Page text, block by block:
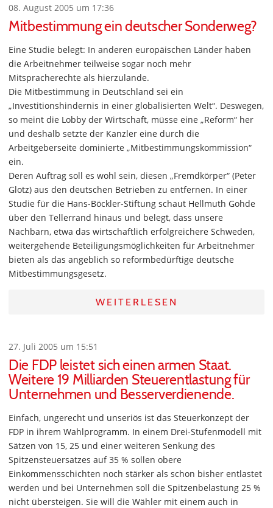
08. August 2005 um 17:36
Mitbestimmung ein deutscher Sonderweg?
Eine Studie belegt: In anderen europäischen Länder haben
die Arbeitnehmer teilweise sogar noch mehr
Mitspracherechte als hierzulande.
Die Mitbestimmung in Deutschland sei ein
„Investitionshindernis in einer globalisierten Welt“. Deswegen,
so meint die Lobby der Wirtschaft, müsse eine „Reform“ her
und deshalb setzte der Kanzler eine durch die
Arbeitgeberseite dominierte „Mitbestimmungskommission“
ein.
Deren Auftrag soll es wohl sein, diesen „Fremdkörper“ (Peter
Glotz) aus den deutschen Betrieben zu entfernen. In einer
Studie für die Hans-Böckler-Stiftung schaut Hellmuth Gohde
über den Tellerrand hinaus und belegt, dass unsere
Nachbarn, etwa das wirtschaftlich erfolgreichere Schweden,
weitergehende Beteiligungsmöglichkeiten für Arbeitnehmer
bieten als das angeblich so reformbedürftige deutsche
Mitbestimmungsgesetz.
WEITERLESEN
27. Juli 2005 um 15:51
Die FDP leistet sich einen armen Staat.
Weitere 19 Milliarden Steuerentlastung für
Unternehmen und Besserverdienende.
Einfach, ungerecht und unseriös ist das Steuerkonzept der
FDP in ihrem Wahlprogramm. In einem Drei-Stufenmodell mit
Sätzen von 15, 25 und einer weiteren Senkung des
Spitzensteuersatzes auf 35 % sollen obere
Einkommensschichten noch stärker als schon bisher entlastet
werden und bei Unternehmen soll die Spitzenbelastung 25 %
nicht übersteigen. Sie will die Wähler mit einem auch in